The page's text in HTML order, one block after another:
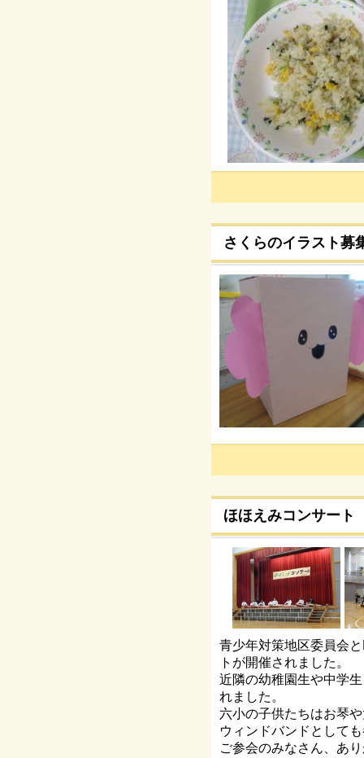
さくらのイラスト募
ほほえみコンサート
青少年対策地区委員会
トが開催されました。
近隣の幼稚園生や中学
れました。
六小の子供たちはお琴
ウィンドバンドとして
ご参会のみなさん、あ